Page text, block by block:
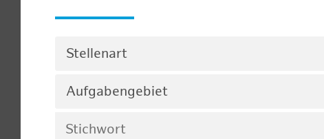
Stellenart
Aufgabengebiet